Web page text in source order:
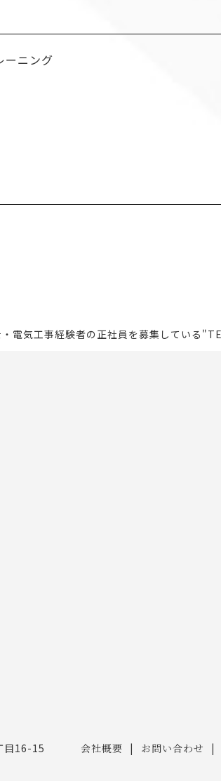
ニング
電気工事経験者の正社員を募集している
目16-15
会社概要 お問い合わせ